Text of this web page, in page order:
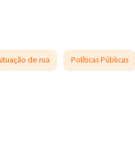
de rua Políticas Públicas